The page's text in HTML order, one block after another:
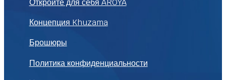
Откройте для себя AROYA
Концепция Khuzama
Брошюры
Политика конфиденциальности